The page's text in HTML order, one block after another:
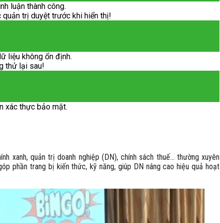
luận thành công.
trị duyệt trước khi hiển thị!
liệu không ổn định.
thử lại sau!
xác thực bảo mật.
xanh, quản trị doanh nghiệp (DN), chính sách thuế… thường xuyên
phần trang bị kiến thức, kỹ năng, giúp DN nâng cao hiệu quả hoạt